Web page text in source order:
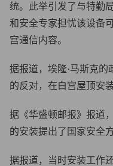
统。此举引发了与特勤
和安全专家担忧该设备
宫通信内容。
据报道，埃隆·马斯克
的反对，在白宫屋顶安
据《华盛顿邮报》报道
的安装提出了国家安全
据报道，当时安装工作